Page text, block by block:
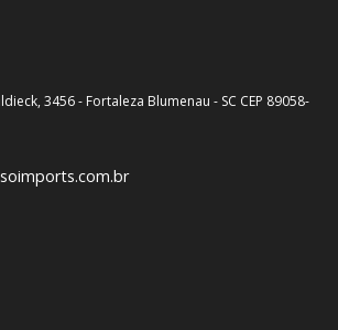
3456 - Fortaleza Blumenau - SC CEP 89058-